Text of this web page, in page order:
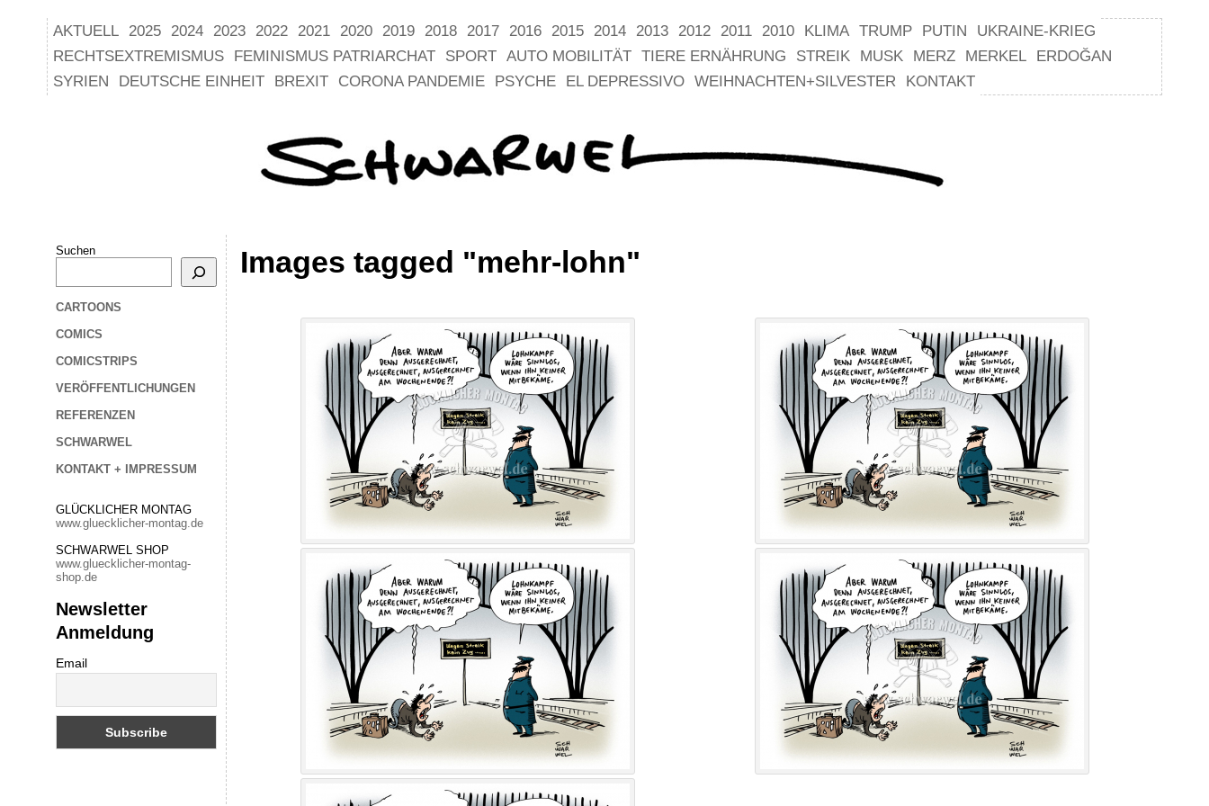
AKTUELL 2025 2024 2023 2022 2021 2020 2019 2018 2017 2016 2015 2014 2013 2012 2011 2010 KLIMA TRUMP PUTIN
UKRAINE-KRIEG
RECHTSEXTREMISMUS
FEMINISMUS PATRIARCHAT SPORT AUTO MOBILITÄT TIERE ERNÄHRUNG STREIK MUSK MERZ MERKEL
ERDOĞAN
SYRIEN
DEUTSCHE EINHEIT BREXIT CORONA PANDEMIE PSYCHE EL DEPRESSIVO WEIHNACHTEN+SILVESTER KONTAKT
Suchen
CARTOONS
COMICS
COMICSTRIPS
VERÖFFENTLICHUNGEN
REFERENZEN
SCHWARWEL
KONTAKT + IMPRESSUM
GLÜCKLICHER MONTAG
www.gluecklicher-montag.de
SCHWARWEL SHOP
www.gluecklicher-montag-
shop.de
Newsletter
Anmeldung
Email
Images tagged "mehr-lohn"